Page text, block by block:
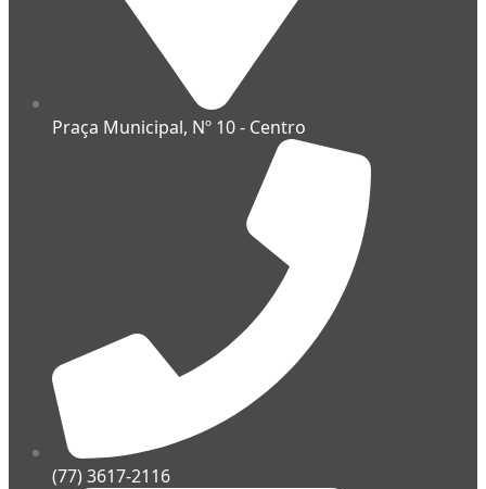
Praça Municipal, Nº 10 - Centro
(77) 3617-2116